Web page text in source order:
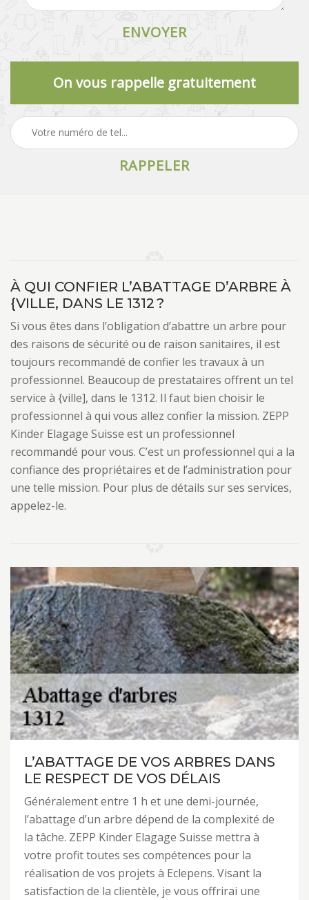
On vous rappelle gratuitement
À QUI CONFIER L’ABATTAGE D’ARBRE À
{VILLE, DANS LE 1312 ?
Si vous êtes dans l’obligation d’abattre un arbre pour
des raisons de sécurité ou de raison sanitaires, il est
toujours recommandé de confier les travaux à un
professionnel. Beaucoup de prestataires offrent un tel
service à {ville], dans le 1312. Il faut bien choisir le
professionnel à qui vous allez confier la mission. ZEPP
Kinder Elagage Suisse est un professionnel
recommandé pour vous. C’est un professionnel qui a la
confiance des propriétaires et de l’administration pour
une telle mission. Pour plus de détails sur ses services,
appelez-le.
L’ABATTAGE DE VOS ARBRES DANS
LE RESPECT DE VOS DÉLAIS
Généralement entre 1 h et une demi-journée,
l’abattage d’un arbre dépend de la complexité de
la tâche. ZEPP Kinder Elagage Suisse mettra à
votre profit toutes ses compétences pour la
réalisation de vos projets à Eclepens. Visant la
satisfaction de la clientèle, je vous offrirai une